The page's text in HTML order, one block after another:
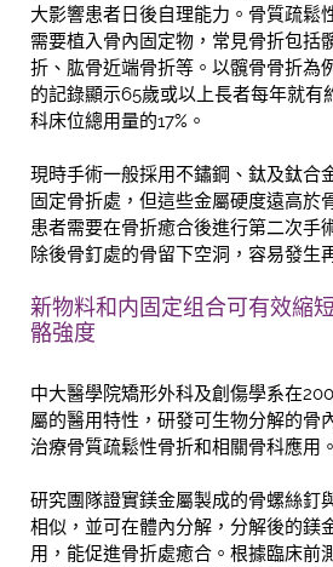
大影響患者日後自理能力。骨質疏鬆
需要植入骨內固定物，常見骨折包括
折、肱骨近端骨折等。以髖骨骨折為
的記錄顯示65歲或以上長者每年就有
科床位總用量的17%。
現時手術一般採用不鏽鋼、鈦及鈦合
固定骨折處，但這些金屬硬度遠高於
患者需要在骨折癒合後進行第二次手
除後骨釘處的骨留下空洞，容易發生
新物料和内固定组合可有效縮
骼強度
中大醫學院矯形外科及創傷學系在
屬的醫用特性，研發可生物分解的骨
治療骨質疏鬆性骨折和相關骨科應用。
研究團隊證實鎂金屬製成的骨螺絲釘
相似，並可在體內分解，分解後的鎂
用，能促進骨折處癒合。根據臨床前